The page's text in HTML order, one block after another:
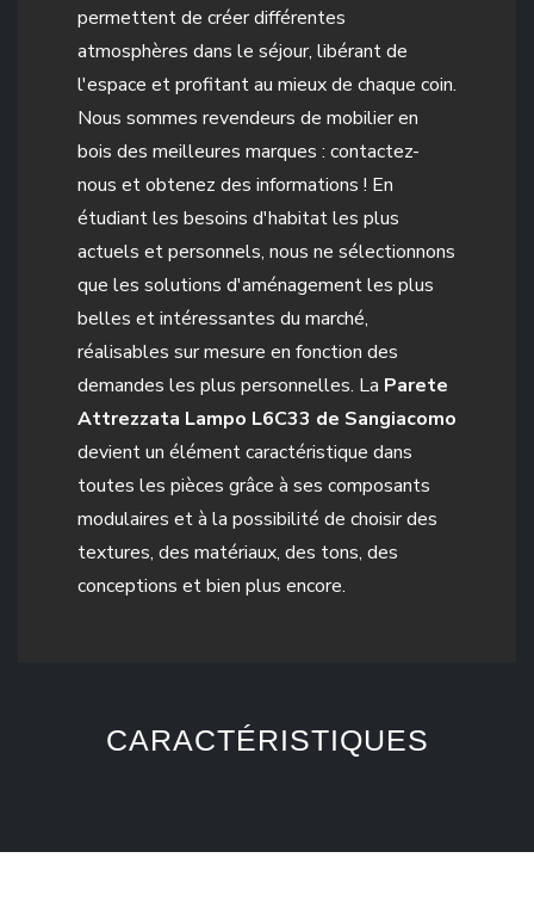
permettent de créer différentes
atmosphères dans le séjour, libérant de
l'espace et profitant au mieux de chaque coin.
Nous sommes revendeurs de mobilier en
bois des meilleures marques : contactez-
nous et obtenez des informations ! En
étudiant les besoins d'habitat les plus
actuels et personnels, nous ne sélectionnons
que les solutions d'aménagement les plus
belles et intéressantes du marché,
réalisables sur mesure en fonction des
demandes les plus personnelles. La Parete
Attrezzata Lampo L6C33 de Sangiacomo
devient un élément caractéristique dans
toutes les pièces grâce à ses composants
modulaires et à la possibilité de choisir des
textures, des matériaux, des tons, des
conceptions et bien plus encore.
CARACTÉRISTIQUES